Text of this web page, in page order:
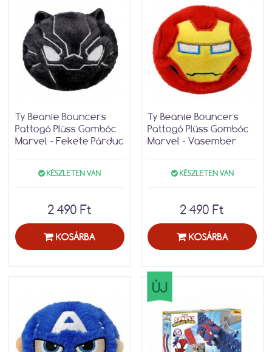
Ty Beanie Bouncers
Pattogó Plüss Gombóc
Marvel - Fekete Párduc
KÉSZLETEN VAN
2 490 Ft
KOSÁRBA
Ty Beanie Bouncers
Pattogó Plüss Gombóc
Marvel - Vasember
KÉSZLETEN VAN
2 490 Ft
KOSÁRBA
ÚJ